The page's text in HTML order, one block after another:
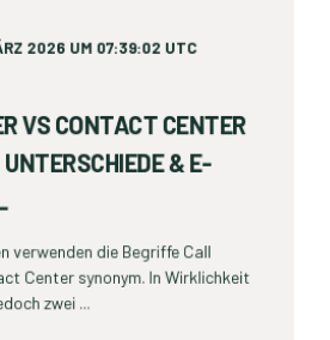
2026 UM 07:39:02 UTC
VS CONTACT CENTER
& E-
verwenden die Begriffe Call
Center synonym. In Wirklichkeit
zwei ...